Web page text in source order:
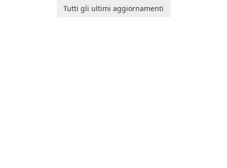
individuals and teamsTutti gli ultimi aggiornamenti